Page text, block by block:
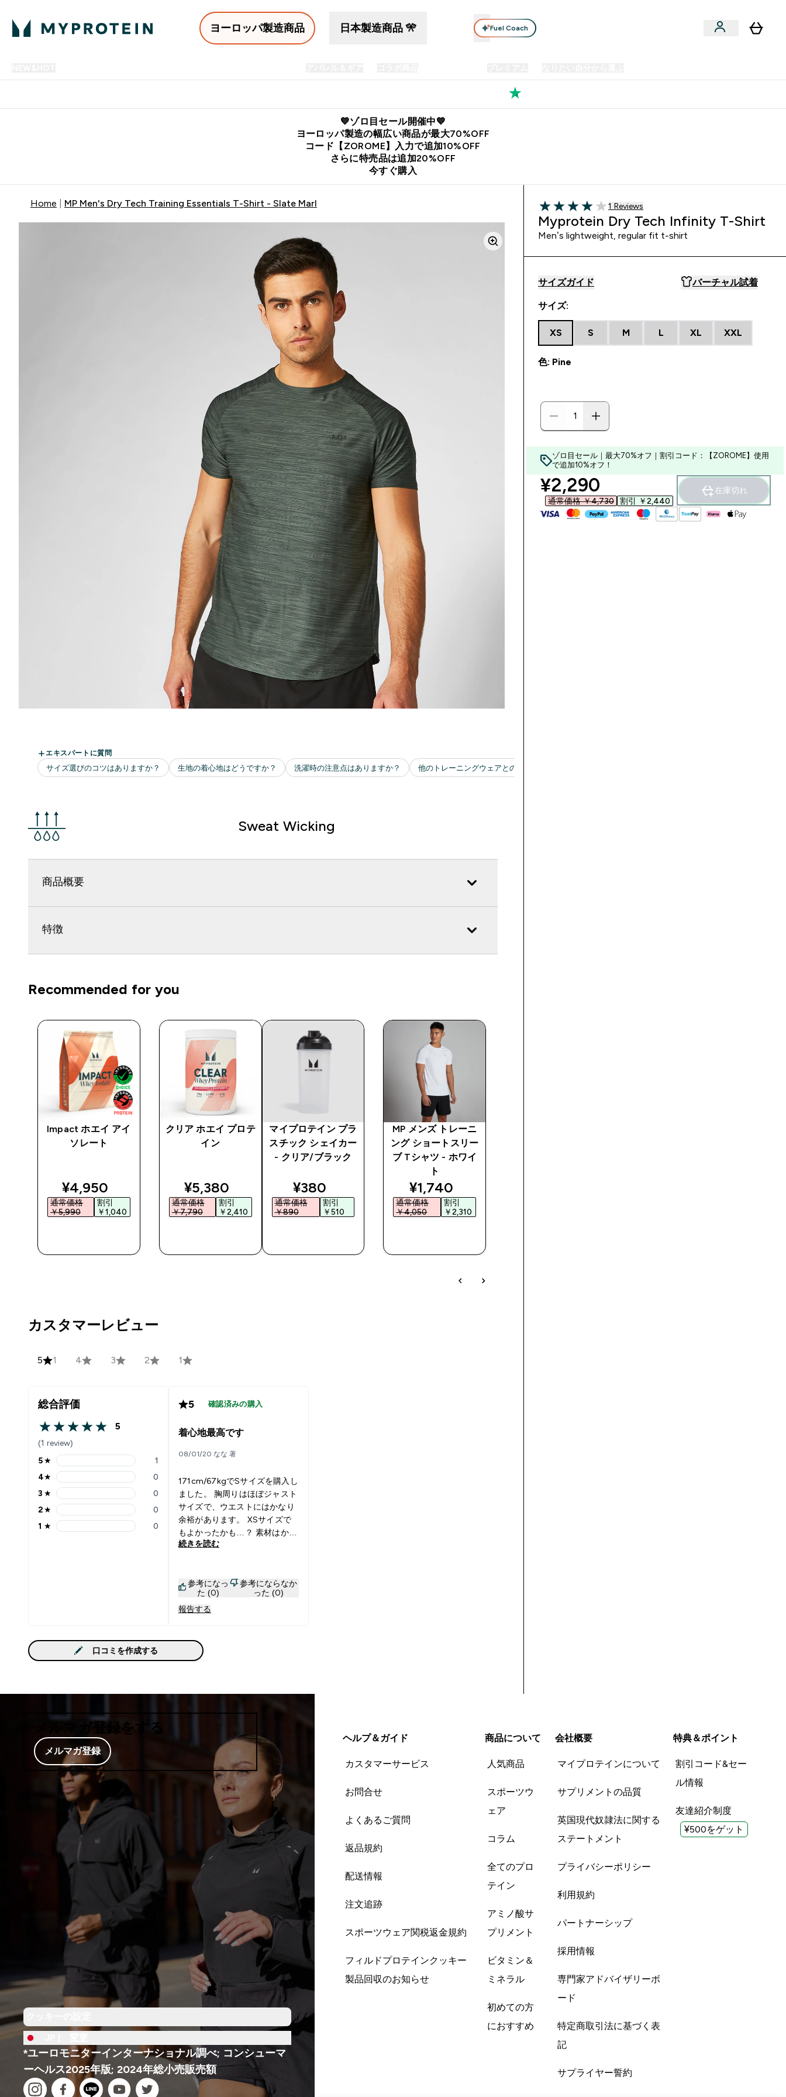
ヨーロッパ製造商品 日本製造商品 🎌 Fuel Coach
💙ゾロ目セール開催中💙
ヨーロッパ製造の幅広い商品が最大70%OFF
コード【ZOROME】入力で追加10%OFF
さらに特売品は追加20%OFF
今すぐ購入
Home MP Men's Dry Tech Training Essentials T-Shirt - Slate Marl
Sweat Wicking
商品概要
特徴
Recommended for you
Impact ホエイ アイ
ソレート
discounted price
¥4,950‎
通常価格
￥5,990‎
割引
￥1,040‎
クリア ホエイ プロテ
イン
discounted price
¥5,380‎
通常価格
￥7,790‎
割引
￥2,410‎
マイプロテイン プラ
スチック シェイカー
- クリア/ブラック
discounted price
¥380‎
通常価格
￥890‎
割引
￥510‎
MP メンズ トレーニ
ング ショートスリー
ブ Tシャツ - ホワイ
ト
discounted price
¥1,740‎
通常価格
￥4,050‎
割引
￥2,310‎
カスタマーレビュー
5 1 4 3 2 1
総合評価
5 out of 5 stars
5
(1 review)
5 stars rating 1 reviews
5★ 1
4 stars rating 0 reviews
4★ 0
3 stars rating 0 reviews
3 ★ 0
2 stars rating 0 reviews
2★ 0
1 stars rating 0 reviews
1 ★ 0
5 確認済みの購入
着心地最高です
08/01/20 なな 著
171cm/67kgでSサイズを購入し
ました。 胸周りはほぼジャスト
サイズで、ウエストにはかなり
余裕があります。 XSサイズで
もよかったかも…？ 素材はかな
りストレッチのある薄手の素材
テーションに組み込みます。
続きを読む
参考になっ
た (0)
参考にならなか
った (0)
報告する
口コミを作成する
4 out of 5 stars
1 ＋件の口コミ
1 Reviews
Myprotein Dry Tech Infinity T-Shirt
Men’s lightweight, regular fit t-shirt
サイズガイド バーチャル試着
サイズ:
XS S M L XL XXL
色: Pine
ゾロ目セール｜最大70%オフ｜割引コード：【ZOROME】使用
で追加10%オフ！
discounted price
¥2,290‎
通常価格 ￥4,730‎ 割引 ￥2,440‎
在庫切れ
メルマガ登録をする
メルマガ登録
*ユーロモニターインターナショナル調べ; コンシューマ
ーヘルス2025年版; 2024年総小売販売額
ヘルプ＆ガイド
カスタマーサービス
お問合せ
よくあるご質問
返品規約
配送情報
注文追跡
スポーツウェア関税返金規約
フィルドプロテインクッキー
製品回収のお知らせ
商品について
人気商品
スポーツウ
ェア
コラム
全てのプロ
テイン
アミノ酸サ
プリメント
ビタミン＆
ミネラル
初めての方
におすすめ
会社概要
マイプロテインについて
サプリメントの品質
英国現代奴隷法に関する
ステートメント
プライバシーポリシー
利用規約
パートナーシップ
採用情報
専門家アドバイザリーボ
ード
特定商取引法に基づく表
記
サプライヤー誓約
特典＆ポイント
割引コード&セー
ル情報
友達紹介制度
¥500をゲット